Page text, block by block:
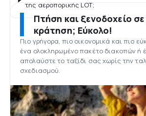
της αεροπορικής LOT;
Πτήση και ξενοδοχείο σε
κράτηση; Εύκολο!
Πιο γρήγορα, πιο οικονομικά και πιο
ένα ολοκληρωμένο πακέτο διακοπών ή
απολαύστε το ταξίδι σας χωρίς την
σχεδιασμού.